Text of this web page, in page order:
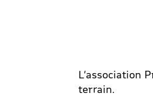
L’association
terrain.